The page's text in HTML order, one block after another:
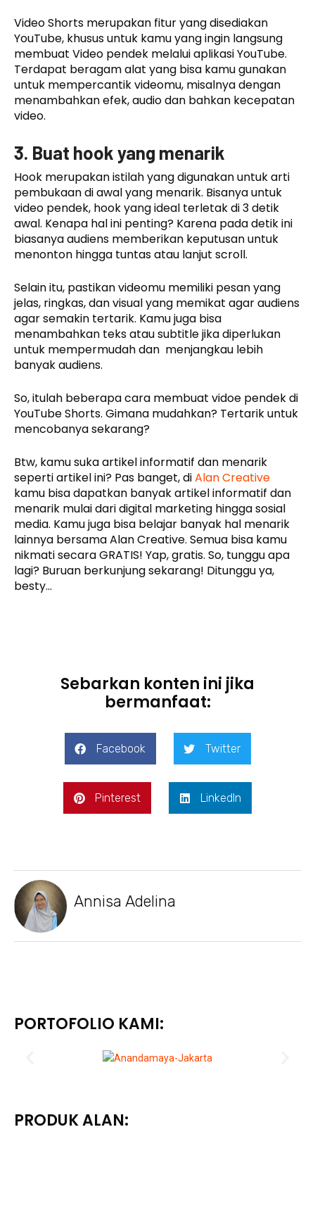
Video Shorts merupakan fitur yang disediakan
YouTube, khusus untuk kamu yang ingin langsung
membuat Video pendek melalui aplikasi YouTube.
Terdapat beragam alat yang bisa kamu gunakan
untuk mempercantik videomu, misalnya dengan
menambahkan efek, audio dan bahkan kecepatan
video.
3. Buat hook yang menarik
Hook merupakan istilah yang digunakan untuk arti
pembukaan di awal yang menarik. Bisanya untuk
video pendek, hook yang ideal terletak di 3 detik
awal. Kenapa hal ini penting? Karena pada detik ini
biasanya audiens memberikan keputusan untuk
menonton hingga tuntas atau lanjut scroll.
Selain itu, pastikan videomu memiliki pesan yang
jelas, ringkas, dan visual yang memikat agar audiens
agar semakin tertarik. Kamu juga bisa
menambahkan teks atau subtitle jika diperlukan
untuk mempermudah dan menjangkau lebih
banyak audiens.
So, itulah beberapa cara membuat vidoe pendek di
YouTube Shorts. Gimana mudahkan? Tertarik untuk
mencobanya sekarang?
Btw, kamu suka artikel informatif dan menarik
seperti artikel ini? Pas banget, diAlan Creative
kamu bisa dapatkan banyak artikel informatif dan
menarik mulai dari digital marketing hingga sosial
media. Kamu juga bisa belajar banyak hal menarik
lainnya bersama Alan Creative. Semua bisa kamu
nikmati secara GRATIS! Yap, gratis. So, tunggu apa
lagi? Buruan berkunjung sekarang! Ditunggu ya,
besty…
Sebarkan konten ini jika
bermanfaat:
Facebook Twitter
Pinterest LinkedIn
Annisa Adelina
PORTOFOLIO KAMI:
PRODUK ALAN: